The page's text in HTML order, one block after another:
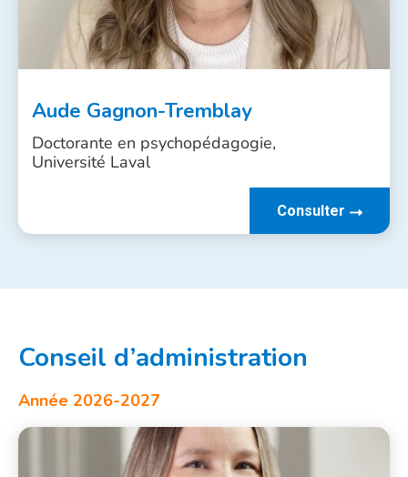
Aude Gagnon-Tremblay
Doctorante en psychopédagogie,
Université Laval
Consulter
Conseil d’administration
Année 2026-2027